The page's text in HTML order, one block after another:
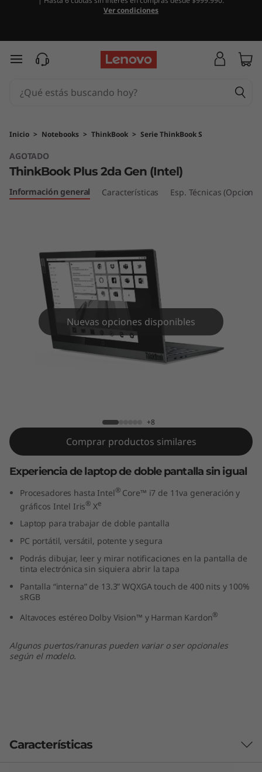
h
B
o
o
e
n
n
e
Ver condiciones
Ir al contenido principal
Inicio > Notebooks > ThinkBook > Serie ThinkBook S
AGOTADO
ThinkBook Plus 2da Gen (Intel)
Información general Características Esp. Técnicas
Nuevas opciones disponibles
+8
Comprar productos similares
Experiencia de laptop de doble pantalla sin igual
Procesadores hasta Intel® Core™ i7 de 11va generación y
gráficos Intel Iris®Xe
Laptop para trabajar de doble pantalla
PC portátil, versátil, potente y segura
Podrás dibujar, leer y mirar notificaciones en la pantalla de
tinta electrónica sin siquiera abrir la tapa
Pantalla “interna” de 13.3” WQXGA touch de 400 nits y 100%
sRGB
Altavoces estéreo Dolby Vision™ y Harman Kardon®
Algunos puertos/ranuras pueden variar o ser opcionales
según el modelo.
Características